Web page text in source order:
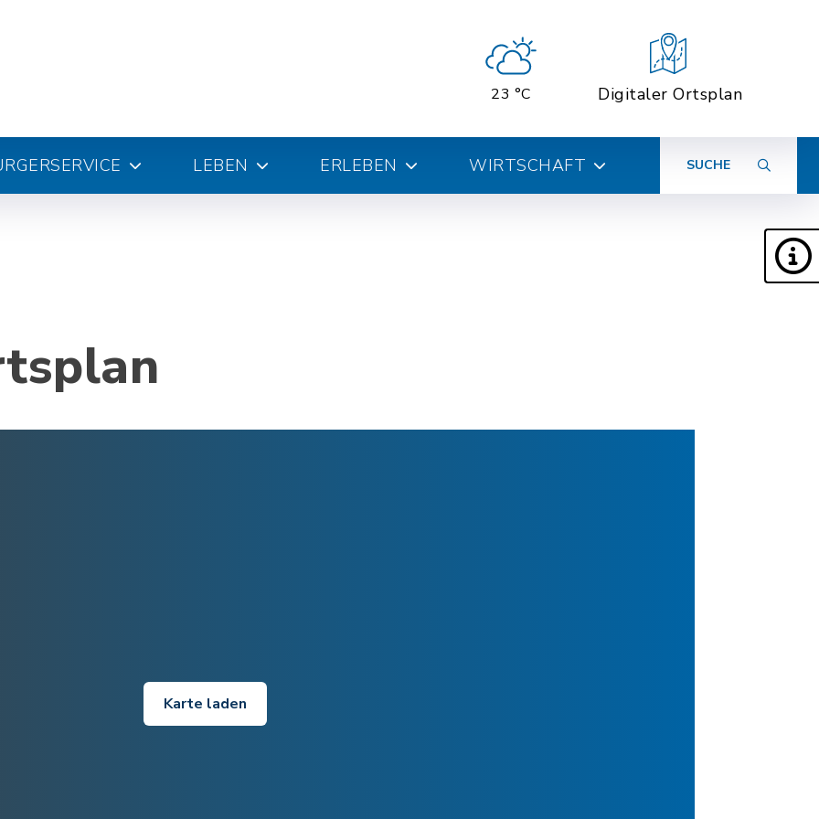
23 °C Digitaler Ortsplan
LEBEN ERLEBEN WIRTSCHAFT SUCHE
Karte laden